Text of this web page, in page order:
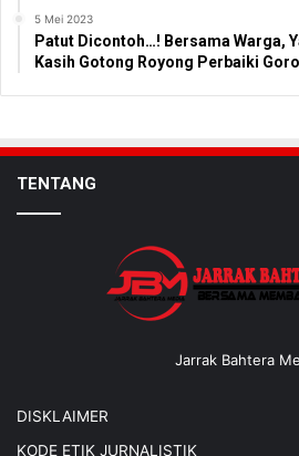
5 Mei 2023
Patut Dicontoh…! Bersama Warga,
Kasih Gotong Royong Perbaiki
TENTANG
Jarrak Bahtera
DISKLAIMER
KODE ETIK JURNALISTIK